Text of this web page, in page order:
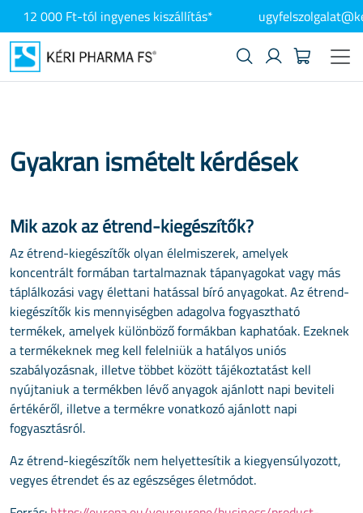
12 000 Ft-tól ingyenes kiszállítás*
Gyakran ismételt kérdések
Mik azok az étrend-kiegészítők?
Az étrend-kiegészítők olyan élelmiszerek, amelyek
koncentrált formában tartalmaznak tápanyagokat vagy más
táplálkozási vagy élettani hatással bíró anyagokat. Az étrend-
kiegészítők kis mennyiségben adagolva fogyasztható
termékek, amelyek különböző formákban kaphatóak. Ezeknek
a termékeknek meg kell felelniük a hatályos uniós
szabályozásnak, illetve többet között tájékoztatást kell
nyújtaniuk a termékben lévő anyagok ajánlott napi beviteli
értékéről, illetve a termékre vonatkozó ajánlott napi
fogyasztásról.
Az étrend-kiegészítők nem helyettesítik a kiegyensúlyozott,
vegyes étrendet és az egészséges életmódot.